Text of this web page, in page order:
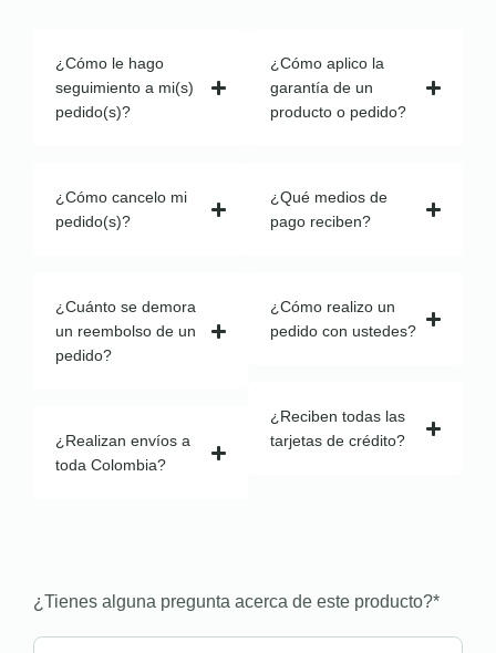
¿Cómo le hago
seguimiento a mi(s)
pedido(s)?
¿Cómo cancelo mi
pedido(s)?
¿Cuánto se demora
un reembolso de un
pedido?
¿Realizan envíos a
toda Colombia?
¿Cómo aplico la
garantía de un
producto o pedido?
¿Qué medios de
pago reciben?
¿Cómo realizo un
pedido con ustedes?
¿Reciben todas las
tarjetas de crédito?
¿Tienes alguna pregunta acerca de este producto?*